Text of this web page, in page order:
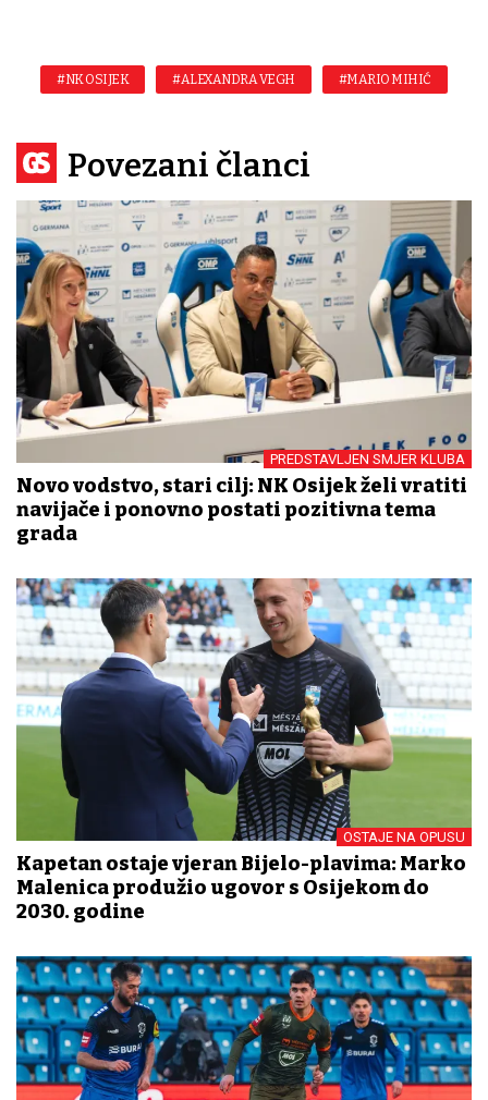
#NK OSIJEK #ALEXANDRA VEGH #MARIO MIHIĆ
Povezani članci
PREDSTAVLJEN SMJER KLUBA
Novo vodstvo, stari cilj: NK Osijek želi vratiti
navijače i ponovno postati pozitivna tema
grada
OSTAJE NA OPUSU
Kapetan ostaje vjeran Bijelo-plavima: Marko
Malenica produžio ugovor s Osijekom do
2030. godine